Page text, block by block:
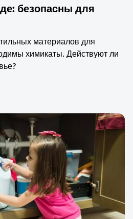
безопасны для
материалов для
химикаты. Действуют ли